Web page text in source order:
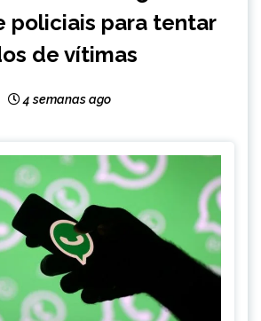
policiais para tentar
de vítimas
4 semanas ago